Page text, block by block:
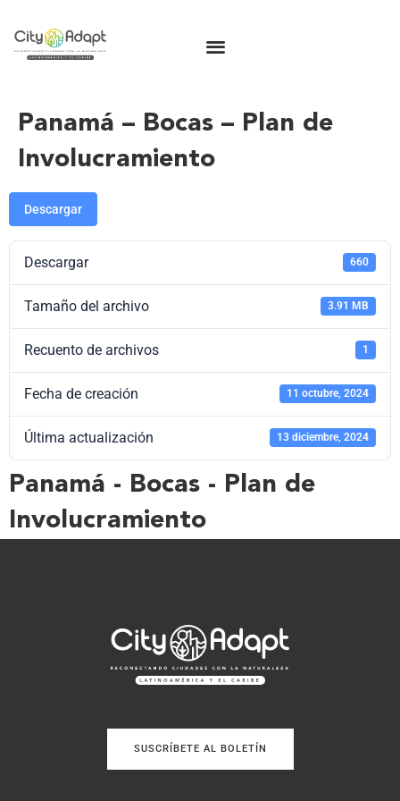
Panamá – Bocas – Plan de
Involucramiento
Descargar
Descargar 660
Tamaño del archivo 3.91 MB
Recuento de archivos 1
Fecha de creación 11 octubre, 2024
Última actualización 13 diciembre, 2024
Panamá - Bocas - Plan de
Involucramiento
SUSCRÍBETE AL BOLETÍN